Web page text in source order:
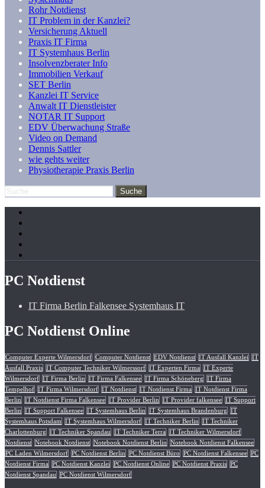
Rohr Notdienst
IT Problem in der Kanzlei?
Versicherung Aktuell
Praxis IT Firma
IT Systemhaus Berlin
Insolvenzberater Info
Immobilien Verkauf
SET Berlin
Kanzlei IT Service
Anwalt IT Dienstleister
NOTAR IT Support
EDV Überwachung Straße
Video on Demand
Dennis Sattler
wie gehts weiter
Physiotherapie Praxis Berlin
PC Notdienst
IT Firma Berlin Falkensee Systemhaus IT
PC Notdienst Online
Computer Experte Wilmersdorf Computer Notdienst EDV Notdienst IT Ausfall Kanzlei
IT
Ausfall Praxis IT Computer Techniker Wilmerssorf IT Experten Firma
IT Experte
Wilmersdorf IT Firma Berlin IT Firma Falkensee IT Firma Schöneberg
IT Firma
Tempelhof IT Firma Wilmersdorf IT Notdienst IT Notdienst Firma
IT Notdienst Firma
Berlin
IT Notdienst Firma Falkensee IT Provider Berlin IT Provider falkensee IT Support
Berlin
IT Support Falkensee IT Systemhaus Berlin IT Systemhaus Brandenburg
IT
Systemhaus Potsdam
IT Systemhaus Wilmersdorf IT Techniker Berlin
IT Techniker
Charlottenburg
IT Techniker Spandau IT Techniker Terra
IT Techniker Wilmersdorf
Notdienst Notebook Notdienst Notebook Notdienst Berlin
Notebook Notdienst Falkensee
PC Laden Wilmersdorf PC Notdienst Berlin PC Notdienst Büro PC Notdienst Falkensee PC
Notdienst Firma
PC Notdienst Kanzlei PC Notdienst Online PC Notdienst Praxis PC
Notdienst Spandau
PC Notdienst Wilmersdorf